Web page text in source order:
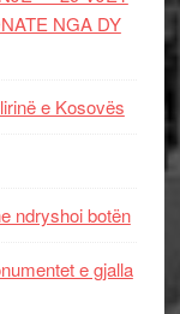
NGA DY
e Kosovës
ndryshoi botën
e gjalla